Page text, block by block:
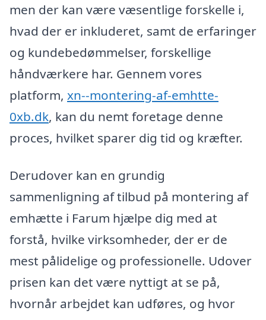
men der kan være væsentlige forskelle i,
hvad der er inkluderet, samt de erfaringer
og kundebedømmelser, forskellige
håndværkere har. Gennem vores
platform, xn--montering-af-emhtte-
0xb.dk, kan du nemt foretage denne
proces, hvilket sparer dig tid og kræfter.
Derudover kan en grundig
sammenligning af tilbud på montering af
emhætte i Farum hjælpe dig med at
forstå, hvilke virksomheder, der er de
mest pålidelige og professionelle. Udover
prisen kan det være nyttigt at se på,
hvornår arbejdet kan udføres, og hvor